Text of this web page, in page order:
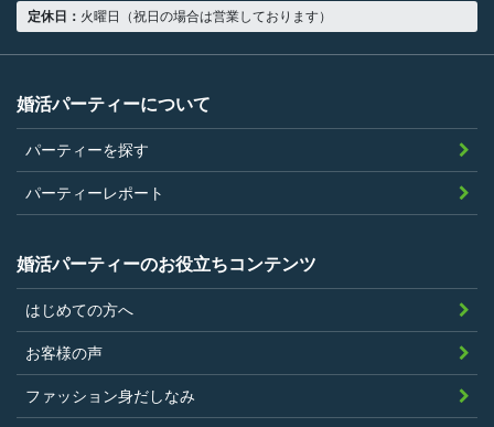
定休日： 火曜日（祝日の場合は営業しております）
婚活パーティーについて
パーティーを探す
パーティーレポート
婚活パーティーのお役立ちコンテンツ
はじめての方へ
お客様の声
ファッション身だしなみ